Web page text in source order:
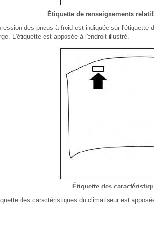
Étiquette de renseignements
des pneus à froid est indiquée sur l'étiquette
L'étiquette est apposée à l'endroit illustré.
Étiquette des
des caractéristiques du climatiseur est